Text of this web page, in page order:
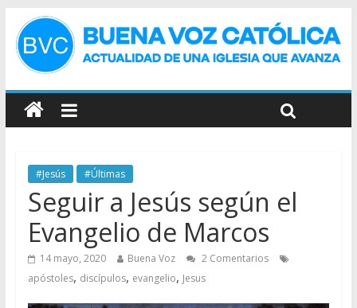
#Jesús #Últimas
Seguir a Jesús según el
Evangelio de Marcos
14 mayo, 2020 Buena Voz
2 Comentarios
apóstoles, discípulos, evangelio, Jesus